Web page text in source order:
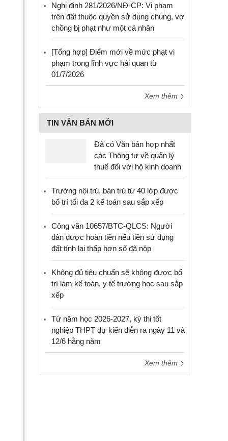
Nghị định 281/2026/NĐ-CP: Vi phạm
trên đất thuộc quyền sử dụng chung, vợ
chồng bị phạt như một cá nhân
[Tổng hợp] Điểm mới về mức phạt vi
phạm trong lĩnh vực hải quan từ
01/7/2026
Xem thêm
TIN VĂN BẢN MỚI
Đã có Văn bản hợp nhất
các Thông tư về quản lý
thuế đối với hộ kinh doanh
Trường nội trú, bán trú từ 40 lớp được
bố trí tối đa 2 kế toán sau sắp xếp
Công văn 10657/BTC-QLCS: Người
dân được hoàn tiền nếu tiền sử dụng
đất tính lại thấp hơn số đã nộp
Không đủ tiêu chuẩn sẽ không được bố
trí làm kế toán, y tế trường học sau sắp
xếp
Từ năm học 2026-2027, kỳ thi tốt
nghiệp THPT dự kiến diễn ra ngày 11 và
12/6 hằng năm
Xem thêm